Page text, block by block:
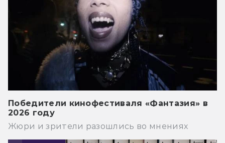
Победители кинофестиваля «Фантазия» в
2026 году
Жюри и зрители разошлись во мнениях